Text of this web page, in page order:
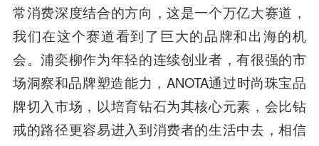
常消费深度结合的方向，这是一个万亿大赛道，
我们在这个赛道看到了巨大的品牌和出海的机
会。浦奕柳作为年轻的连续创业者，有很强的市
场洞察和品牌塑造能力，ANOTA通过时尚珠宝品
牌切入市场，以培育钻石为其核心元素，会比钻
戒的路径更容易进入到消费者的生活中去，相信